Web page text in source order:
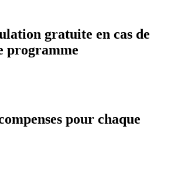
gratuite en cas de
programme
pour chaque